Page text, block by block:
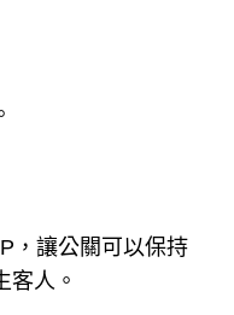
，讓公關可以保持
客人。